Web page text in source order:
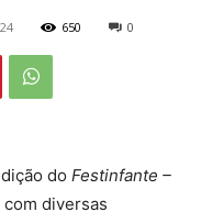
650 0
do Festinfante –
com diversas